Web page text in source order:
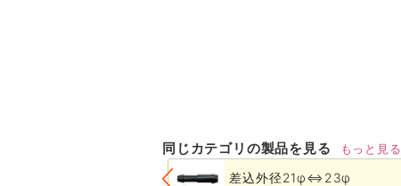
同じカテゴリの製品を見る もっと見る
差込外径21φ⇔23φ